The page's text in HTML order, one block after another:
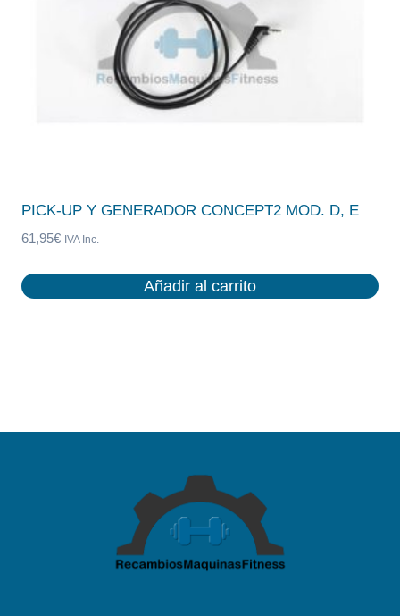
PICK-UP Y GENERADOR CONCEPT2 MOD. D, E
61,95€ IVA Inc.
Añadir al carrito